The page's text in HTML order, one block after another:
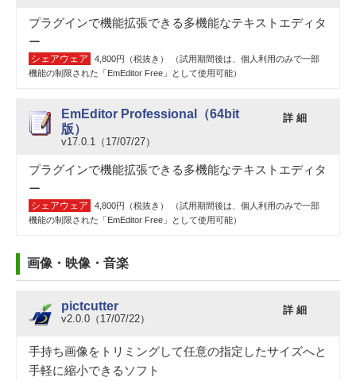
プラグインで機能拡張できる多機能なテキストエディタ
ー
シェアウェア
4,800円（税抜き） （試用期間後は、個人利用のみで一部
機能の制限された「EmEditor Free」として使用可能）
EmEditor Professional（64bit
版）
v17.0.1（17/07/27）
詳 細
プラグインで機能拡張できる多機能なテキストエディタ
ー
シェアウェア
4,800円（税抜き） （試用期間後は、個人利用のみで一部
機能の制限された「EmEditor Free」として使用可能）
画像・映像・音楽
pictcutter
v2.0.0（17/07/22）
詳 細
手持ち画像をトリミングして任意の指定したサイズへと
手軽に縮小できるソフト